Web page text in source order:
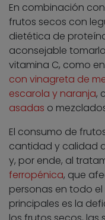
En combinación
frutos secos con
dietética de
aconsejable
vitamina C, como
con vinagreta de
escarola y naranja,
asadas o
El consumo de
cantidad y calidad
y, por ende, al
ferropénica, que
personas en todo
principales es la